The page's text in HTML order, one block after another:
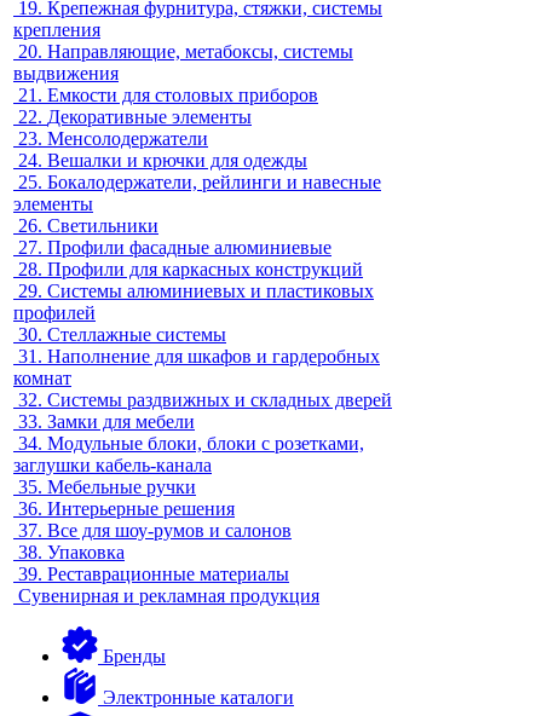
19. Крепежная фурнитура, стяжки, системы
крепления
20. Направляющие, метабоксы, системы
выдвижения
21. Емкости для столовых приборов
22. Декоративные элементы
23. Менсолодержатели
24. Вешалки и крючки для одежды
25. Бокалодержатели, рейлинги и навесные
элементы
26. Светильники
27. Профили фасадные алюминиевые
28. Профили для каркасных конструкций
29. Системы алюминиевых и пластиковых
профилей
30. Стеллажные системы
31. Наполнение для шкафов и гардеробных
комнат
32. Системы раздвижных и складных дверей
33. Замки для мебели
34. Модульные блоки, блоки с розетками,
заглушки кабель-канала
35. Мебельные ручки
36. Интерьерные решения
37. Все для шоу-румов и салонов
38. Упаковка
39. Реставрационные материалы
Сувенирная и рекламная продукция
Бренды
Электронные каталоги